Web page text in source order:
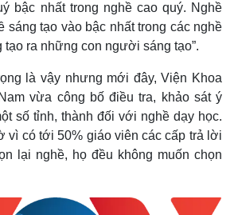
bậc nhất trong nghề cao quý. Nghề
sáng tạo vào bậc nhất trong các nghề
tạo ra những con người sáng tạo”.
là vậy nhưng mới đây, Viện Khoa
vừa công bố điều tra, khảo sát ý
số tỉnh, thành đối với nghề dạy học.
vì có tới 50% giáo viên các cấp trả lời
lại nghề, họ đều không muốn chọn